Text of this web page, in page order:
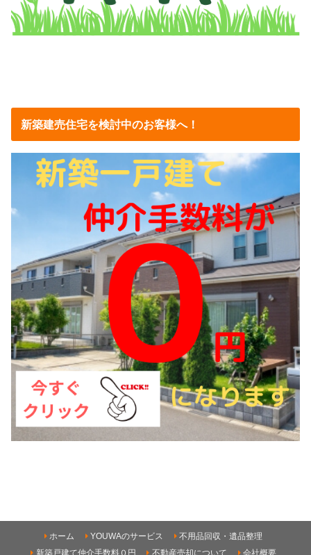
新築建売住宅を検討中のお客様へ！
ホーム YOUWAのサービス
不用品回収・遺品整理
新築戸建て仲介手数料０円
不動産売却について 会社概要